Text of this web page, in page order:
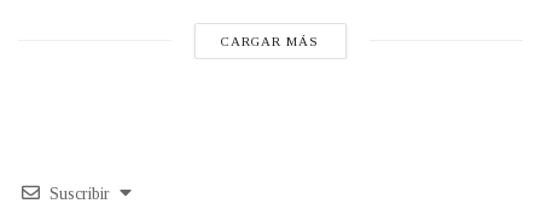
CARGAR MÁS
Suscribir